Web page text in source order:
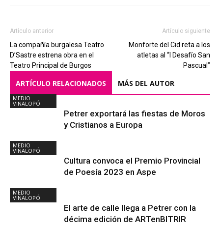
Artículo anterior
La compañía burgalesa Teatro
D’Sastre estrena obra en el
Teatro Principal de Burgos
Artículo siguiente
Monforte del Cid reta a los
atletas al “I Desafío San
Pascual”
ARTÍCULO RELACIONADOS MÁS DEL AUTOR
MEDIO
VINALOPÓ
Petrer exportará las fiestas de Moros
y Cristianos a Europa
MEDIO
VINALOPÓ
Cultura convoca el Premio Provincial
de Poesía 2023 en Aspe
MEDIO
VINALOPÓ
El arte de calle llega a Petrer con la
décima edición de ARTenBITRIR